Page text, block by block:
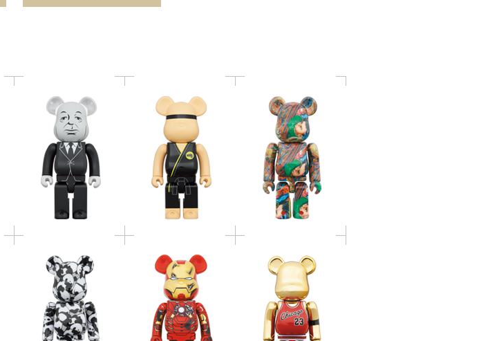
HITCHCOCK 400％
BE@RBRICK HanMeilin
(PANDA) 100％ & 400％
BE@RBRICK IRON
MAN MARK VII DAMAGE
Ver. 400％
BE@RBRICK Michael
Jordan 1985 ROOKIE
JERSEY 100％ & 400％
BE@RBRICK
HxS(HIROTA
SAIGANSHO) 400%
CLEAR BLACK
BE@RBRICK KASHIMA
ANTLERS 30th
ANNIVERSARY 100% &
400%
BE@RBRICK 狩野永徳
「唐獅子図屏風」
100％ & 400％